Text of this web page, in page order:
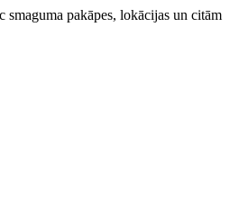
smaguma pakāpes, lokācijas un citām